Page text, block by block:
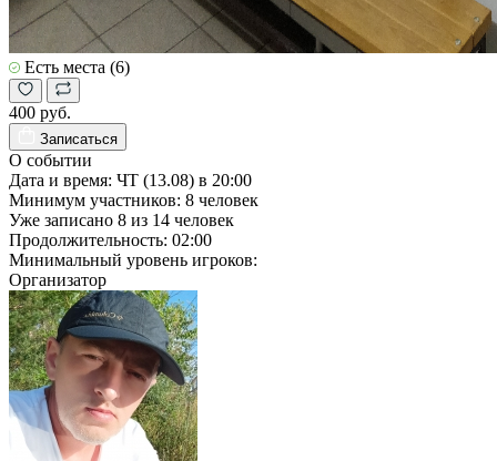
Есть места (6)
400 руб.
Записаться
О событии
Дата и время: ЧТ (13.08) в 20:00
Минимум участников: 8 человек
Уже записано 8 из 14 человек
Продолжительность: 02:00
Минимальный уровень игроков:
Организатор